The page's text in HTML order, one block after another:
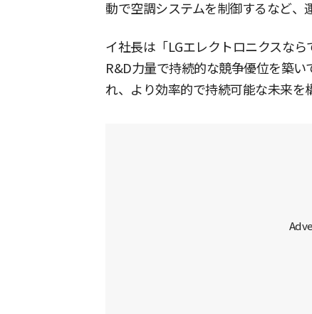
動で空調システムを制御するなど、
イ社長は「LGエレクトロニクスな
R&D力量で持続的な競争優位を築
れ、より効率的で持続可能な未来を